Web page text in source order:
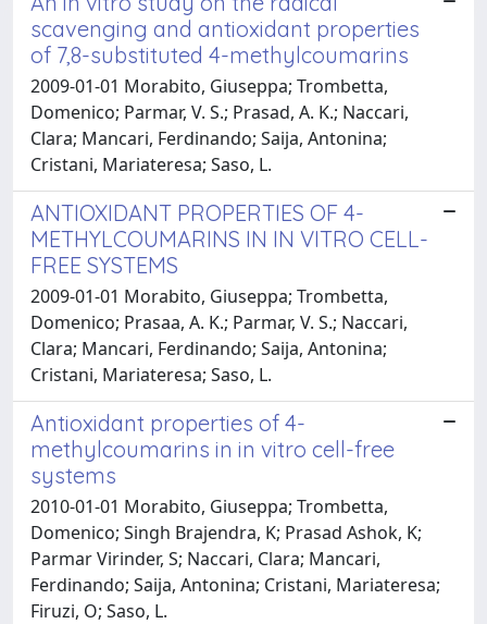
scavenging and antioxidant properties
of 7,8-substituted 4-methylcoumarins
2009-01-01 Morabito, Giuseppa; Trombetta,
Domenico; Parmar, V. S.; Prasad, A. K.; Naccari,
Clara; Mancari, Ferdinando; Saija, Antonina;
Cristani, Mariateresa; Saso, L.
ANTIOXIDANT PROPERTIES OF 4-
METHYLCOUMARINS IN IN VITRO CELL-
FREE SYSTEMS
2009-01-01 Morabito, Giuseppa; Trombetta,
Domenico; Prasaa, A. K.; Parmar, V. S.; Naccari,
Clara; Mancari, Ferdinando; Saija, Antonina;
Cristani, Mariateresa; Saso, L.
Antioxidant properties of 4-
methylcoumarins in in vitro cell-free
systems
2010-01-01 Morabito, Giuseppa; Trombetta,
Domenico; Singh Brajendra, K; Prasad Ashok, K;
Parmar Virinder, S; Naccari, Clara; Mancari,
Ferdinando; Saija, Antonina; Cristani, Mariateresa;
Firuzi, O; Saso, L.